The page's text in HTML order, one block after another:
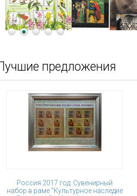
предложения
Россия 2017 год. Сувенирный
набор в раме "Культурное наследие